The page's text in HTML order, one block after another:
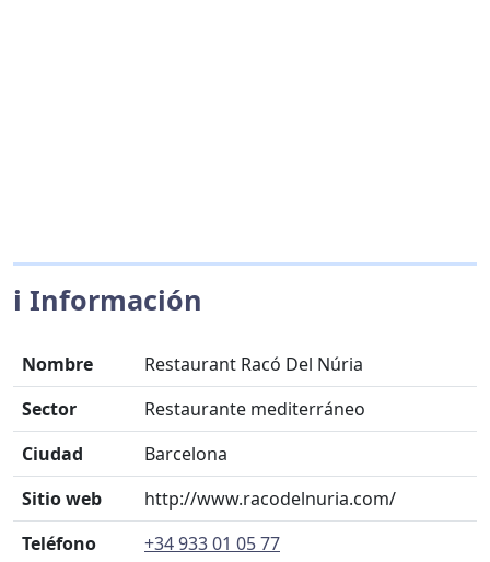
ℹ️ Información
Nombre
Restaurant Racó Del Núria
Sector
Restaurante mediterráneo
Ciudad
Barcelona
Sitio web
http://www.racodelnuria.com/
Teléfono
+34 933 01 05 77